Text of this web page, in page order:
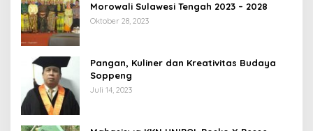
Morowali Sulawesi Tengah 2023 – 2028
Oktober 28, 2023
Pangan, Kuliner dan Kreativitas Budaya
Soppeng
Juli 14, 2023